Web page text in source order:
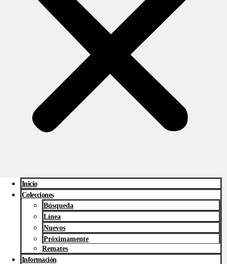
Inicio
Colecciones
Búsqueda
Línea
Nuevos
Próximamente
Remates
Información